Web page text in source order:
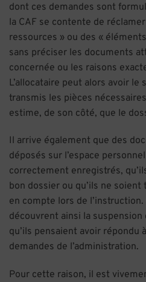
dont ces demandes sont
la CAF se contente de
ressources » ou des «
sans préciser les documents
concernée ou les raisons
L’allocataire peut alors avoir le
transmis les pièces
estime, de son côté, que le
Il arrive également que des
déposés sur l’espace
correctement enregistrés,
bon dossier ou qu’ils ne
en compte lors de
découvrent ainsi la suspension
qu’ils pensaient avoir répondu
demandes de l’administration.
Pour cette raison, il est